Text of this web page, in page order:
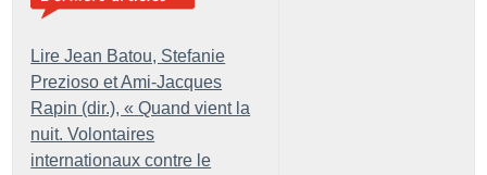
Lire Jean Batou, Stefanie
Prezioso et Ami-Jacques
Rapin (dir.), « Quand vient la
nuit. Volontaires
internationaux contre le